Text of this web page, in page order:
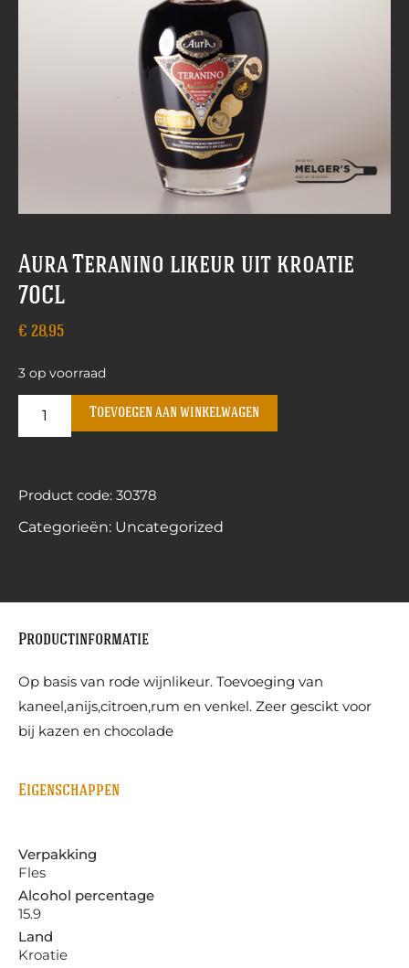
Aura Teranino likeur uit kroatie
70CL
€ 28,95
3 op voorraad
Toevoegen aan winkelwagen
Product code: 30378
Categorieën: Uncategorized
Productinformatie
Op basis van rode wijnlikeur. Toevoeging van
kaneel,anijs,citroen,rum en venkel. Zeer gescikt voor
bij kazen en chocolade
Eigenschappen
Verpakking
Fles
Alcohol percentage
15.9
Land
Kroatie